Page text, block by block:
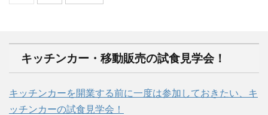
キッチンカー・移動販売の試食見学会！
キッチンカーを開業する前に一度は参加しておきたい、キ
ッチンカーの試食見学会！